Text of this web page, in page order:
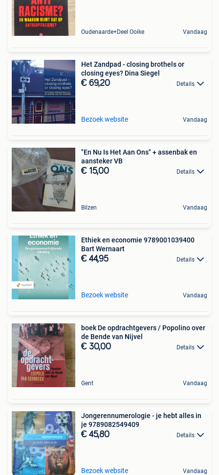
Oudenaarde+Deel Ooike Vandaag
Het Zandpad - closing brothels or
closing eyes? Dina Siegel
€ 69,20 Details
Bezoek website Vandaag
"En Nu Is Het Aan Ons" + assenbak en
aansteker VB
€ 15,00 Details
Bilzen Vandaag
Ethiek en economie 9789001039400
Bart Wernaart
€ 44,95 Details
Bezoek website Vandaag
boek De opdrachtgevers / Popolino over
de Bende van Nijvel
€ 30,00 Details
Gent Vandaag
Jongerennumerologie - je hebt alles in
je 9789082549409
€ 45,80 Details
Bezoek website Vandaag